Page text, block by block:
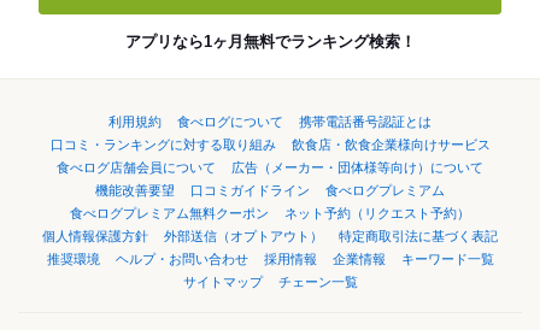
アプリなら1ヶ月無料でランキング検索！
利用規約 食べログについて
携帯電話番号認証とは
口コミ・ランキングに対する取り組み
飲食店・飲食企業様向けサービス
食べログ店舗会員について
広告（メーカー・団体様等向け）について
機能改善要望
口コミガイドライン
食べログプレミアム
食べログプレミアム無料クーポン
ネット予約（リクエスト予約）
個人情報保護方針
外部送信（オプトアウト）
特定商取引法に基づく表記
推奨環境
ヘルプ・お問い合わせ 採用情報 企業情報
キーワード一覧
サイトマップ
チェーン一覧